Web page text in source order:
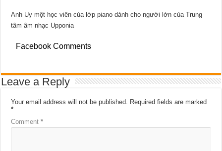
Anh Uy một học viên của lớp piano dành cho người lớn của Trung
tâm âm nhạc Upponia
Facebook Comments
Leave a Reply
Your email address will not be published.
Required fields are marked
*
Comment*